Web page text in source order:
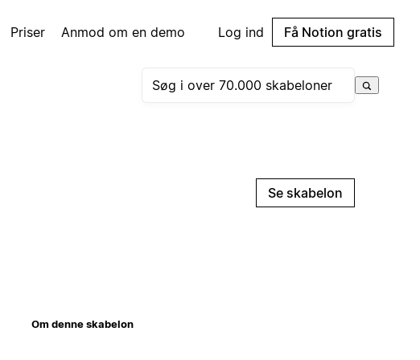
Priser Anmod om en demo Log ind Få Notion gratis
Se skabelon
Om denne skabelon